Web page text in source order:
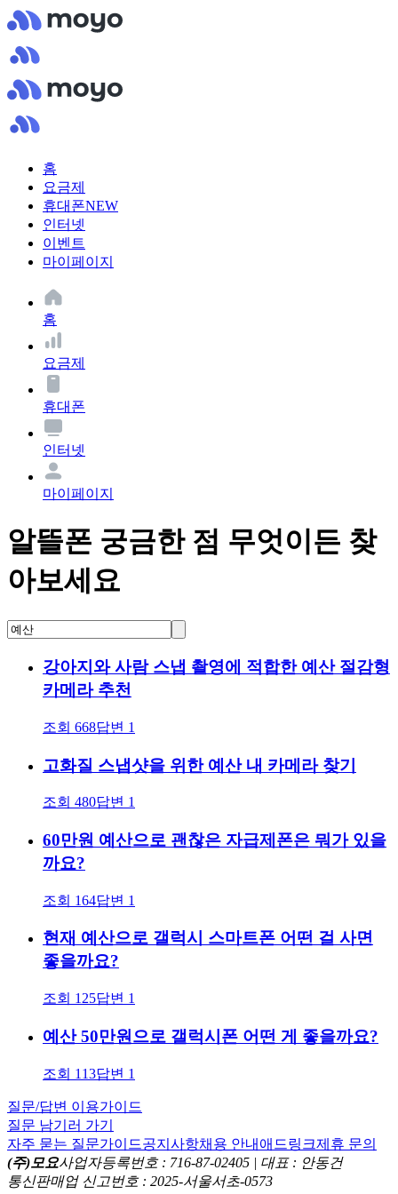
홈
요금제
휴대폰NEW
인터넷
이벤트
마이페이지
홈
요금제
휴대폰
인터넷
마이페이지
알뜰폰 궁금한 점 무엇이든 찾
아보세요
강아지와 사람 스냅 촬영에 적합한 예산 절감형
카메라 추천
조회 668답변 1
고화질 스냅샷을 위한 예산 내 카메라 찾기
조회 480답변 1
60만원 예산으로 괜찮은 자급제폰은 뭐가 있을
까요?
조회 164답변 1
현재 예산으로 갤럭시 스마트폰 어떤 걸 사면
좋을까요?
조회 125답변 1
예산 50만원으로 갤럭시폰 어떤 게 좋을까요?
조회 113답변 1
질문/답변 이용가이드
질문 남기러 가기
자주 묻는 질문가이드공지사항채용 안내 애드링크제휴 문의
(주)모요사업자등록번호 : 716-87-02405 | 대표 : 안동건
통신판매업 신고번호 : 2025-서울서초-0573